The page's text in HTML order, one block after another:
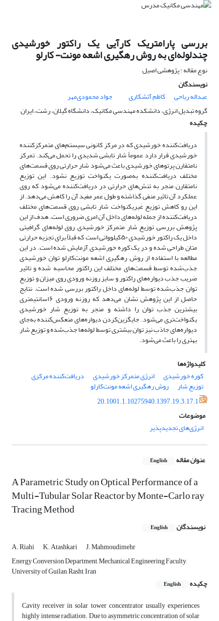
بررسی پارامتریک کارآیی یک راکتور خورشیدی
چندلوله‌ای به روش رهگیری اشعه مونت- کارلو
نوع مقاله : پژوهشی اصیل
نویسندگان
عبداله ریاحی
کاظم آتشکاری
جواد محمودی‌مهر
گروه تبدیل انرژی، دانشکده مهندسی مکانیک، دانشگاه گیلان، رشت، ایران
چکیده
دریافت‌کننده خورشیدی که در مرکز کانونی سیستم‌های متمرکزکننده
خورشیدی قرار دارد عموماً شار تابشی شدیدی را تحمل می‌کند. تمرکز
نامتقارن پرتوهای خورشیدی باعث می‌شود شار حرارتی روی قسمت‌های
مختلف دریافت‌کننده به‌صورت یکنواخت توزیع نشود. این توزیع
نامتقارن منجر به تنش‌های حرارتی در دریافت‌کننده می‌شود که روی
عملکرد آن تاثیر منفی گذاشته و طول عمر مفید آن را کاهش می‌دهد. از
این رو کاهش توزیع غیریکنواخت شار تابشی روی قسمت‌های مختلف
دریافت‌کننده از جمله لوله‌های داخل آن امری ضروری است. هدف از این
پژوهش بررسی توزیع شار متمرکز خورشیدی روی لوله‌های گرافیتی
داخل یک راکتور خورشیدی ۵۰کیلوواتی است که قبلاً برای تجزیه حرارتی
متان طراحی شده و در یک کوره خورشیدی آزمایش شده است. در این
مطالعه با استفاده از روش رهگیری اشعه مونت‌کارلو توان خورشیدی
جذب‌شده توسط قسمت‌های مختلف این راکتور محاسبه شده و تاثیر
ضریب جذب دیواره‌های راکتور و سایز روزنه ورودی روی میزان و توزیع
توان جذب‌شده توسط لوله‌های داخل راکتور بررسی شده است. نتایج
حاصل از این پژوهش نشان می‌دهد که روزنه ورودی ۱۶‌سانتیمتری
بیشترین جذب توان را داشته و منجر به توزیع شار خورشیدی
یکنواخت‌تری می‌شود. جایگزین‌کردن دیواره‌های منعکس‌کننده به‌جای
دیواره‌های جاذب نیز توان بیشتری توسط لوله‌ها جذب‌شده و توزیع شار
بهتری را باعث می‌شود.
کلیدواژه‌ها
کوره خورشیدی
انرژی متمرکز خورشیدی دریافت‌کننده مرکزی
توزیع شار
روش رهگیری اشعه مونت‌کارلو
20.1001.1.10275940.1397.19.3.17.1
موضوعات
انرژی‌های تجدیدپذیر
عنوان مقاله English
A Parametric Study on Optical Performance of a
Multi-Tubular Solar Reactor by Monte-Carlo ray
Tracing Method
نویسندگان English
A. Riahi K. Atashkari
J. Mahmoudimehr
Energy Conversion Department, Mechanical Engineering Faculty,
University of Guilan, Rasht, Iran
چکیده
English
Cavity receiver in solar tower concentrator usually experiences
highly intense radiation. Due to asymmetric concentration of solar